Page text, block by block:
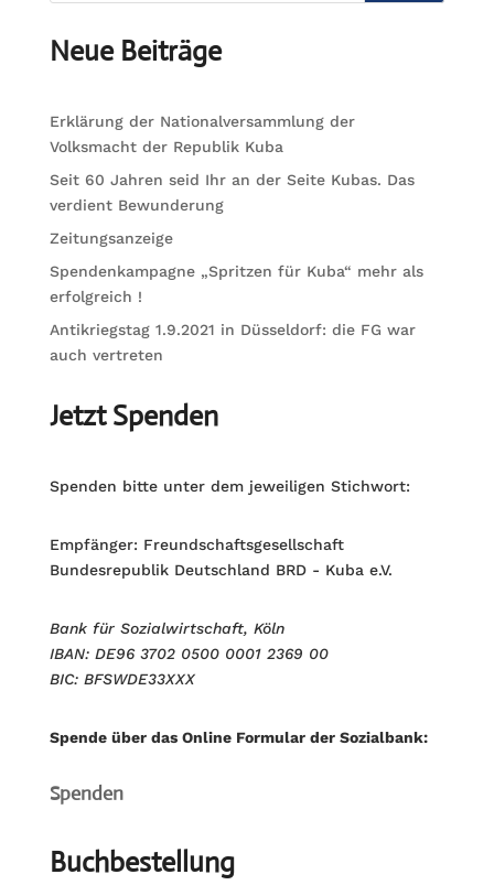
Neue Beiträge
Erklärung der Nationalversammlung der
Volksmacht der Republik Kuba
Seit 60 Jahren seid Ihr an der Seite Kubas. Das
verdient Bewunderung
Zeitungsanzeige
Spendenkampagne „Spritzen für Kuba“ mehr als
erfolgreich !
Antikriegstag 1.9.2021 in Düsseldorf: die FG war
auch vertreten
Jetzt Spenden
Spenden bitte unter dem jeweiligen Stichwort:
Empfänger: Freundschaftsgesellschaft
Bundesrepublik Deutschland BRD - Kuba e.V.
Bank für Sozialwirtschaft, Köln
IBAN: DE96 3702 0500 0001 2369 00
BIC: BFSWDE33XXX
Spende über das Online Formular der Sozialbank:
Spenden
Buchbestellung